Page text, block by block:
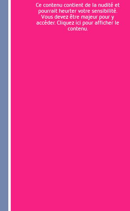
Ce contenu contient de la nudité et
pourrait heurter votre sensibilité.
Vous devez être majeur pour y
accéder. Cliquez ici pour afficher le
contenu.